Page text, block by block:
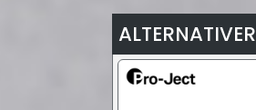
ALTERNATIVER